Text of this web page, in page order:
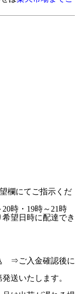
欄にてご指示くだ
時・19時～21時
望日時に配達でき
⇒ご入金確認後に
送いたします。